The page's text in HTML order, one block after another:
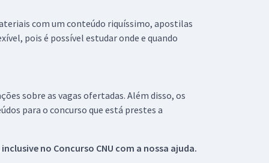
com um conteúdo riquíssimo, apostilas
pois é possível estudar onde e quando
sobre as vagas ofertadas. Além disso, os
para o concurso que está prestes a
no Concurso CNU com a nossa ajuda.